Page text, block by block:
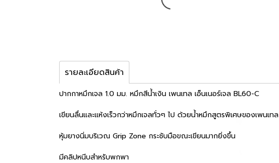
รายละเอียดสินค้า
ปากกาหมึกเจล 1.0 มม. หมึกสีน้ำเงิน เพนเทล เอ็นเนอร์เจล BL60-C
เขียนลื่นและแห้งเร็วกว่าหมึกเจลทั่วๆ ไป ด้วยน้ำหมึกสูตรพิเศษของเพนเทล
หุ้มยางนิ่มบริเวณ Grip Zone กระชับมือขณะเขียนมากยิ่งขึ้น
มีคลิปหนีบสำหรับพกพา